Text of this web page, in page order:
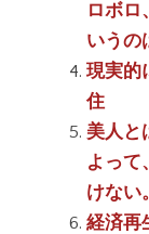
ロボロ
いうの
現実的
住
美人と
よって
けない。
経済再